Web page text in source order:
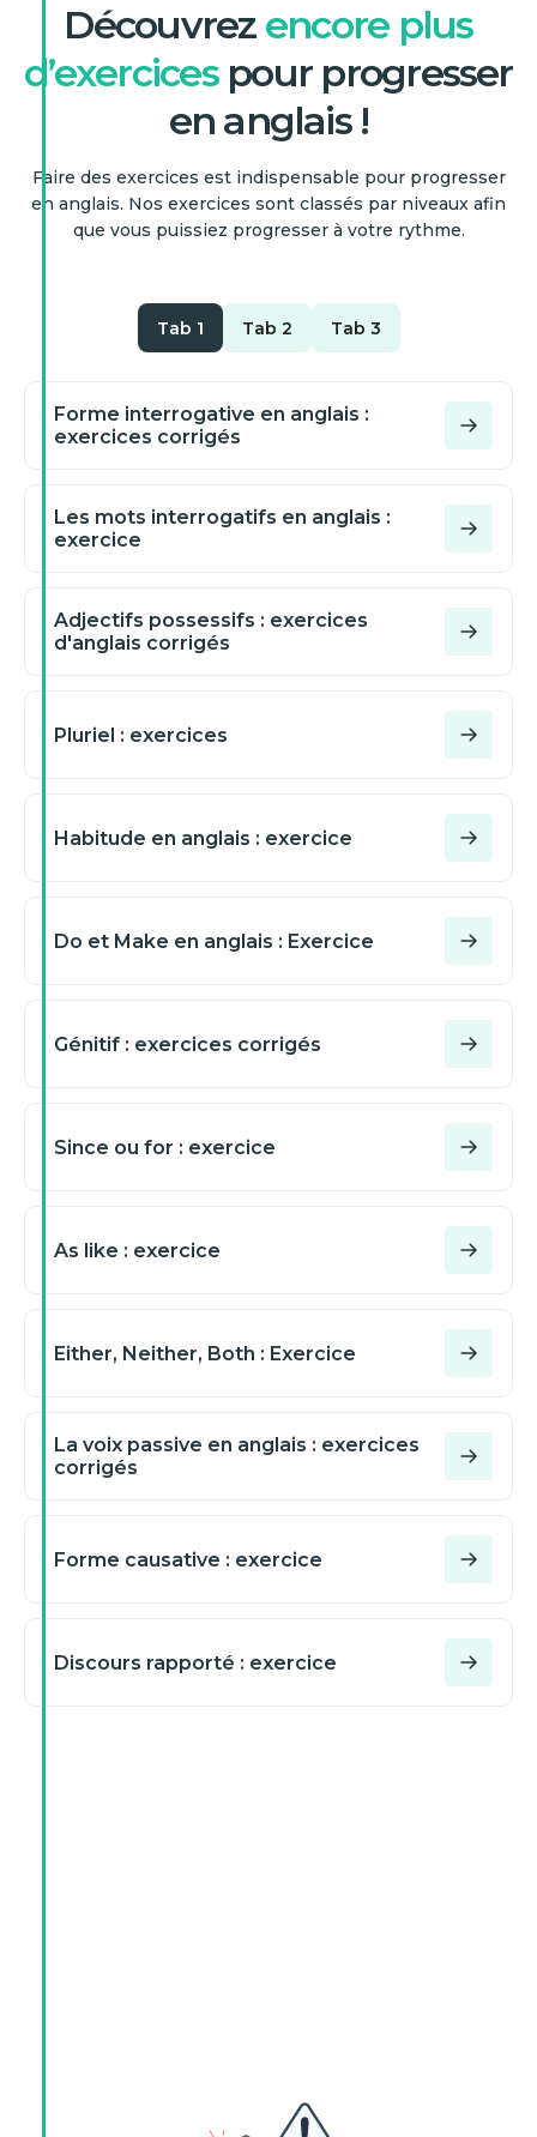
Découvrez encore plus
d’exercicespour progresser
en anglais !
Faire des exercices est indispensable pour progresser
en anglais. Nos exercices sont classés par niveaux afin
que vous puissiez progresser à votre rythme.
Tab 1 Tab 2 Tab 3
Forme interrogative en anglais :
exercices corrigés
Les mots interrogatifs en anglais :
exercice
Adjectifs possessifs : exercices
d'anglais corrigés
Pluriel : exercices
Habitude en anglais : exercice
Do et Make en anglais : Exercice
Génitif : exercices corrigés
Since ou for : exercice
As like : exercice
Either, Neither, Both : Exercice
La voix passive en anglais : exercices
corrigés
Forme causative : exercice
Discours rapporté : exercice